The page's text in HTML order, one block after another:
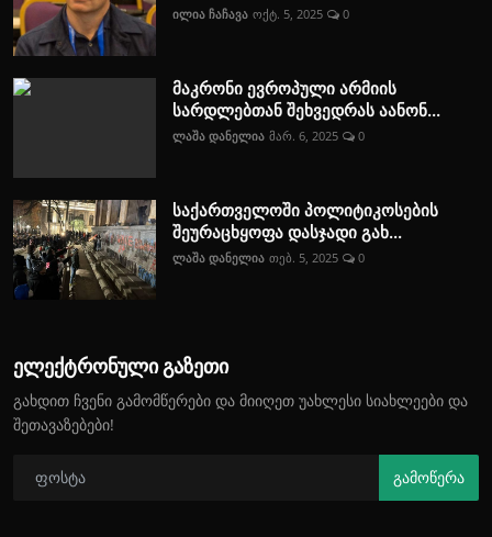
ილია ჩაჩავა ოქტ. 5, 2025 0
მაკრონი ევროპული არმიის
სარდლებთან შეხვედრას აანონ...
ლაშა დანელია მარ. 6, 2025 0
საქართველოში პოლიტიკოსების
შეურაცხყოფა დასჯადი გახ...
ლაშა დანელია თებ. 5, 2025 0
ელექტრონული გაზეთი
გახდით ჩვენი გამომწერები და მიიღეთ უახლესი სიახლეები და
შეთავაზებები!
გამოწერა